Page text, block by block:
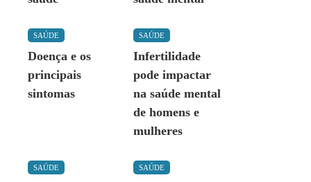
SAÚDE
Doença e os
principais
sintomas
SAÚDE
Infertilidade
pode impactar
na saúde mental
de homens e
mulheres
SAÚDE SAÚDE